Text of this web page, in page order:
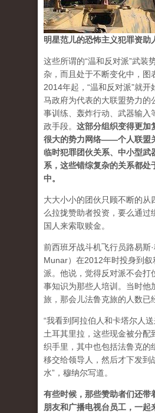
明星范儿的恐怖主义犯罪资助
这些所谓的“温和反对派”武装
杂，而且处于不断变化中，图
2014年起，“温和反对派”就开
马政府为代表的大联盟势力的
事训练、轰炸行动、武器输入
政手段。 这部分组织变得更加
很大的势力网络——个人联盟
临时犯罪团伙关系、中小型武
系，这些错综复杂的关系都处
中。
大大小小的团伙只顾不断的从
么拉拢赞助者投资，要么通过
国人来索取赎金。
前西班牙战斗机飞行员路易斯
Munar）在2012年时投身到
派。他说，觉得反对派不会打
事知识为那些人培训。当时他
旅，那会儿法鲁克旅的人数已
“我看到阿拉伯人和卡塔尔人
土耳其里拉，这些现金被分配
织手里，其中也包括法鲁克的
移交给领导人，然后才下发到
水”，穆纳尔写道。
有些时候，那些赞助者们还带
朋友和广播电视台员工，一起